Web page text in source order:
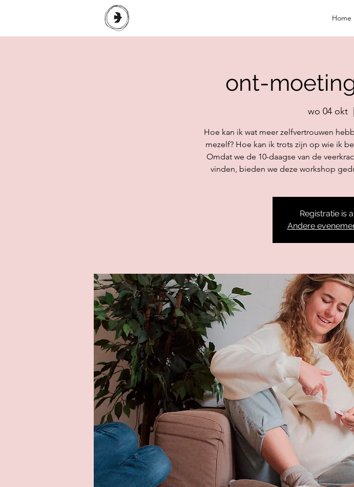
Home
ont-
wo 04 okt
  |
Hoe kan ik wat meer zelfvertrouwen
mezelf? Hoe kan ik trots zijn op wie ik
Omdat we de 10-daagse van de
vinden, bieden we deze workshop
Registratie is
Andere